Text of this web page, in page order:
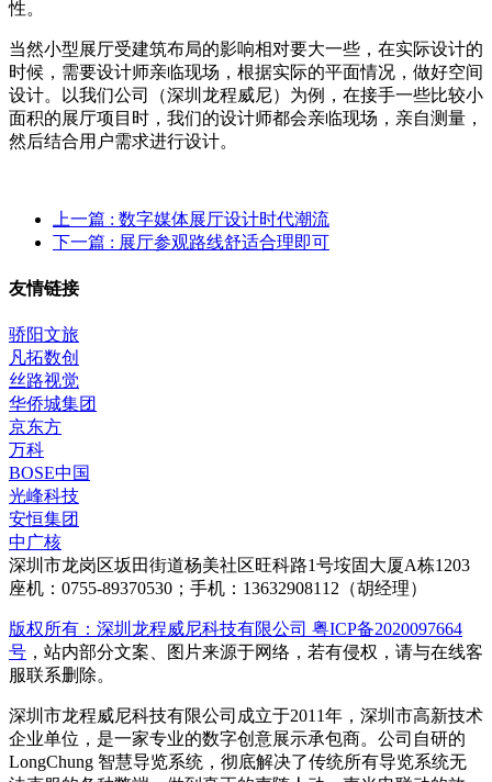
性。
当然小型展厅受建筑布局的影响相对要大一些，在实际设计的
时候，需要设计师亲临现场，根据实际的平面情况，做好空间
设计。以我们公司（深圳龙程威尼）为例，在接手一些比较小
面积的展厅项目时，我们的设计师都会亲临现场，亲自测量，
然后结合用户需求进行设计。
上一篇 : 数字媒体展厅设计时代潮流
下一篇 : 展厅参观路线舒适合理即可
友情链接
骄阳文旅
凡拓数创
丝路视觉
华侨城集团
京东方
万科
BOSE中国
光峰科技
安恒集团
中广核
深圳市龙岗区坂田街道杨美社区旺科路1号垵固大厦A栋1203
座机：0755-89370530；手机：13632908112（胡经理）
版权所有：深圳龙程威尼科技有限公司 粤ICP备2020097664
号 ，站内部分文案、图片来源于网络，若有侵权，请与在线客
服联系删除。
深圳市龙程威尼科技有限公司成立于2011年，深圳市高新技术
企业单位，是一家专业的数字创意展示承包商。公司自研的
LongChung 智慧导览系统，彻底解决了传统所有导览系统无